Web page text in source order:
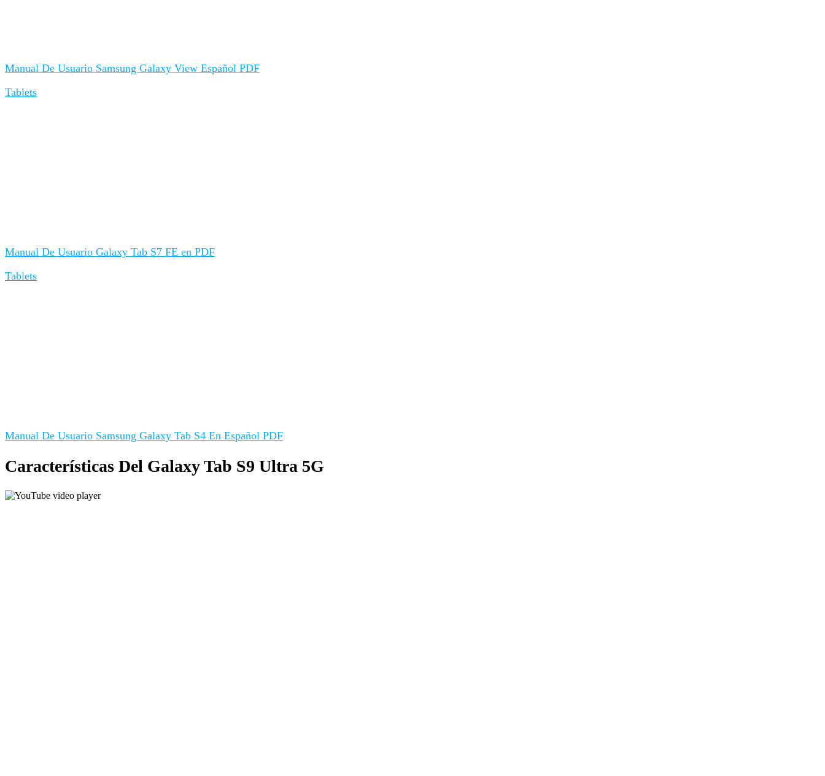
Manual De Usuario Samsung Galaxy View Español PDF
Tablets
Manual De Usuario Galaxy Tab S7 FE en PDF
Tablets
Manual De Usuario Samsung Galaxy Tab S4 En Español PDF
Características Del Galaxy Tab S9 Ultra 5G